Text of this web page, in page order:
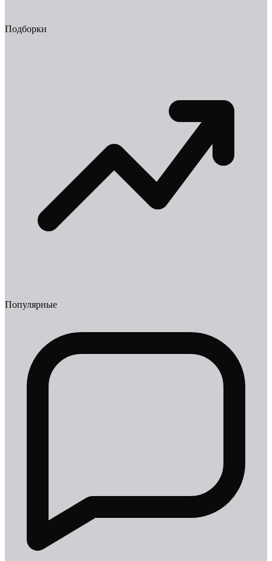
Подборки
Популярные